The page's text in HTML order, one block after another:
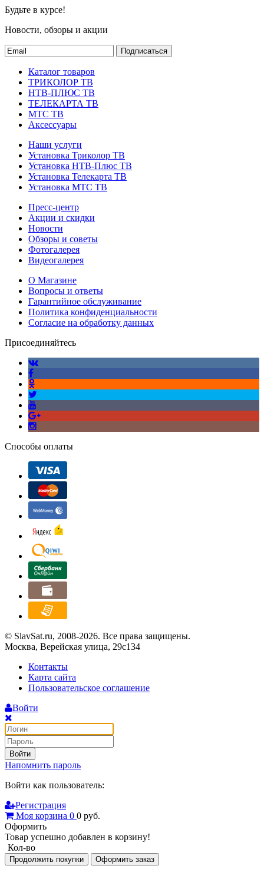
Будьте в курсе!
Новости, обзоры и акции
Подписаться
Каталог товаров
ТРИКОЛОР ТВ
НТВ-ПЛЮС ТВ
ТЕЛЕКАРТА ТВ
МТС ТВ
Аксессуары
Наши услуги
Установка Триколор ТВ
Установка НТВ-Плюс ТВ
Установка Телекарта ТВ
Установка МТС ТВ
Пресс-центр
Акции и скидки
Новости
Обзоры и советы
Фотогалерея
Видеогалерея
О Магазине
Вопросы и ответы
Гарантийное обслуживание
Политика конфиденциальности
Согласие на обработку данных
Присоединяйтесь
Способы оплаты
© SlavSat.ru, 2008-2026. Все права защищены.
Москва, Верейская улица, 29с134
Контакты
Карта сайта
Пользовательское соглашение
Войти
Войти
Напомнить пароль
Войти как пользователь:
Регистрация
Моя корзина 0 0 руб.
Оформить
Товар успешно добавлен в корзину!
Кол-во
Продолжить покупки Оформить заказ